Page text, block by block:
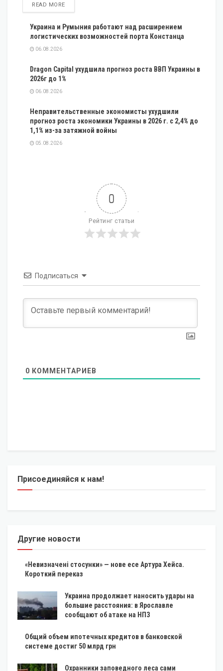
READ MOREDETAILS
Украина и Румыния работают над расширением
логистических возможностей порта Констанца
06.08.2026
Dragon Capital ухудшила прогноз роста ВВП Украины в
2026г до 1%
06.08.2026
Неправительственные экономисты ухудшили
прогноз роста экономики Украины в 2026 г. с 2,4% до
1,1% из-за затяжной войны
05.08.2026
0
Рейтинг статьи
Подписаться
0 КОММЕНТАРИЕВ
Присоединяйся к нам!
Другие новости
«Невизначені стосунки» — нове есе Артура Хейса.
Короткий переказ
Украина продолжает наносить удары на
большие расстояния: в Ярославле
сообщают об атаке на НПЗ
Общий объем ипотечных кредитов в банковской
системе достиг 50 млрд грн
Охранники заповедного леса сами